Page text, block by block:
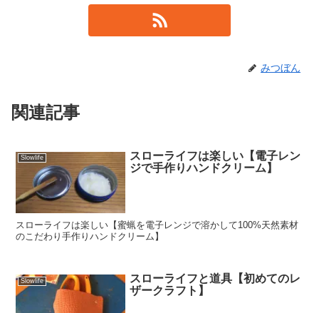
みつぼん
関連記事
Slowlife
スローライフは楽しい【電子レン
ジで手作りハンドクリーム】
スローライフは楽しい【蜜蝋を電子レンジで溶かして100%天然素材
のこだわり手作りハンドクリーム】
Slowlife
スローライフと道具【初めてのレ
ザークラフト】